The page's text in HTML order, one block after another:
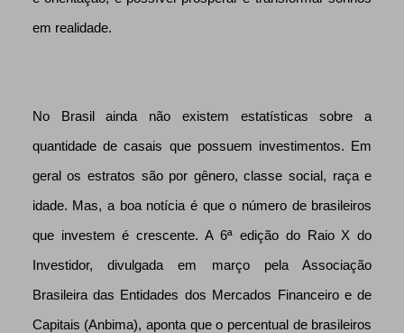
em realidade.
No Brasil ainda não existem estatísticas sobre a
quantidade de casais que possuem investimentos. Em
geral os estratos são por gênero, classe social, raça e
idade. Mas, a boa notícia é que o número de brasileiros
que investem é crescente. A 6ª edição do Raio X do
Investidor, divulgada em março pela Associação
Brasileira das Entidades dos Mercados Financeiro e de
Capitais (Anbima), aponta que o percentual de brasileiros